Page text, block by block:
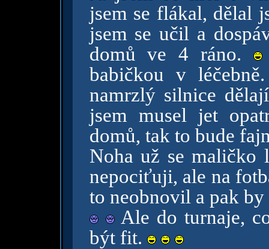
jsem se flákal, dělal
jsem se učil a
domů ve 4 ráno.
babičkou v
namrzlý silnice
jsem musel jet
domů, tak to bude
Noha už se maličko
nepociťuji, ale na
to neobnovil a pak
Ale do turnaje,
být fit.